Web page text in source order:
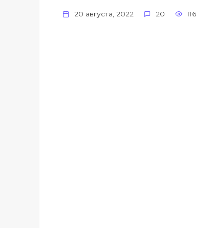
20 августа, 2022 20 116